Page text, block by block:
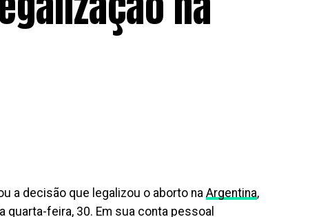
a decisão que legalizou o aborto na Argentina,
quarta-feira, 30. Em sua conta pessoal